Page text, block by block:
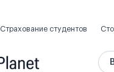
Страхование студентов